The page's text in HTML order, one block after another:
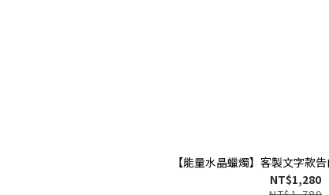
【能量水晶蠟燭】客製文字款
NT$1,280